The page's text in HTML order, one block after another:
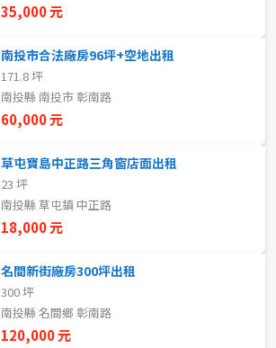
3房
35,000 元
南投市合法廠房96坪+空地出租
171.8 坪
南投縣 南投市 彰南路
60,000 元
草屯寶島中正路三角窗店面出租
23 坪
南投縣 草屯鎮 中正路
18,000 元
名間新街廠房300坪出租
300 坪
南投縣 名間鄉 彰南路
120,000 元